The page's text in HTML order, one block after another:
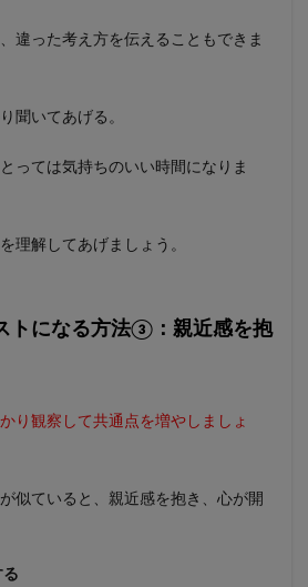
違った考え方を伝えることもできま
聞いてあげる。
っては気持ちのいい時間になりま
理解してあげましょう。
トになる方法③：親近感を抱
り観察して共通点を増やしましょ
似ていると、親近感を抱き、心が開
る